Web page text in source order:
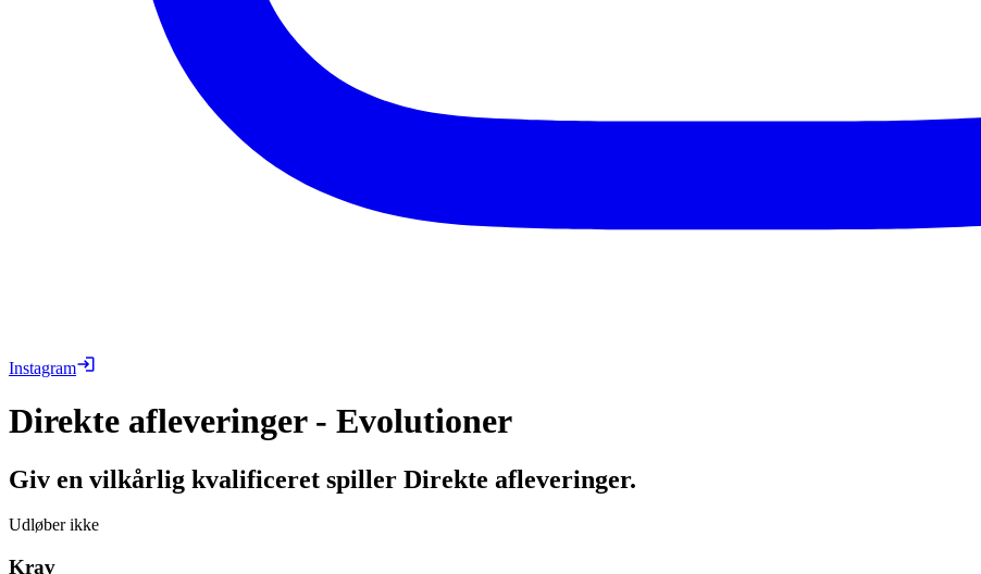
Instagram
Direkte afleveringer - Evolutioner
Giv en vilkårlig kvalificeret spiller Direkte afleveringer.
Udløber ikke
Krav